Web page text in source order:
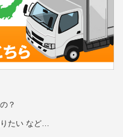
？
りたい など…